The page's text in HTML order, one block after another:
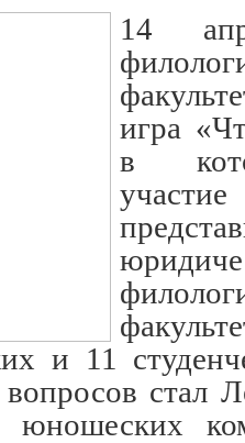
14
игра
в
и 11
стал
юношеских